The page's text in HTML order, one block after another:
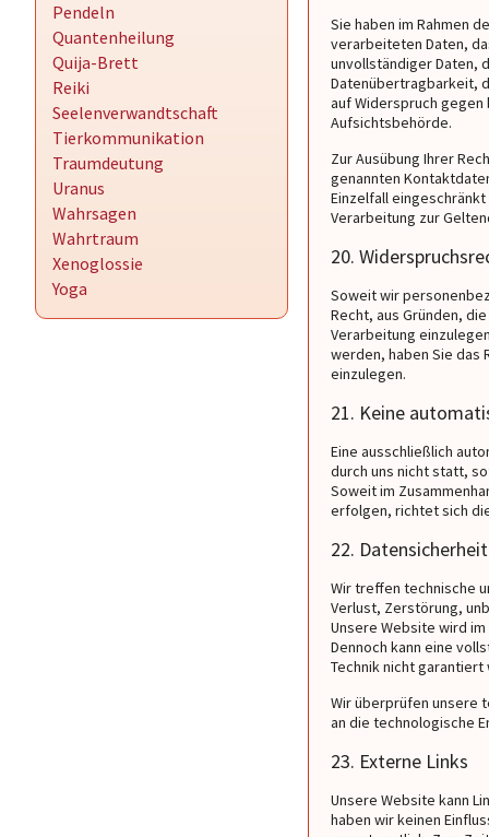
Pendeln
Quantenheilung
Quija-Brett
Reiki
Seelenverwandtschaft
Tierkommunikation
Traumdeutung
Uranus
Wahrsagen
Wahrtraum
Xenoglossie
Yoga
Sie haben im Rahmen
verarbeiteten Daten,
unvollständiger Daten,
Datenübertragbarkeit,
auf Widerspruch
Aufsichtsbehörde.
Zur Ausübung Ihrer
genannten
Einzelfall
Verarbeitung zur
20.
Soweit wir
Recht, aus Gründen,
Verarbeitung
werden, haben Sie das
einzulegen.
21. Keine
Eine ausschließlich
durch uns nicht statt,
Soweit im
erfolgen, richtet sich
22. Datensicherheit
Wir treffen technische
Verlust, Zerstörung,
Unsere Website wird
Dennoch kann eine
Technik nicht garantiert
Wir überprüfen unsere
an die technologische
23. Externe Links
Unsere Website kann
haben wir keinen